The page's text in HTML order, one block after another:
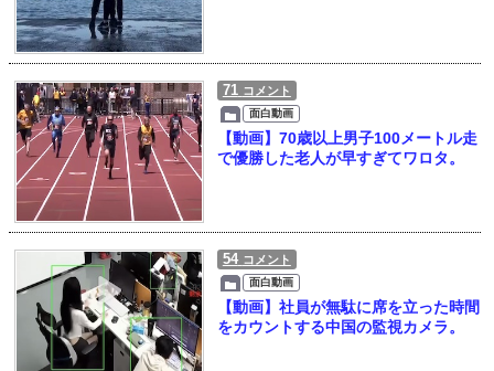
71 コメント
面白動画
【動画】70歳以上男子100メートル走
で優勝した老人が早すぎてワロタ。
54 コメント
面白動画
【動画】社員が無駄に席を立った時間
をカウントする中国の監視カメラ。